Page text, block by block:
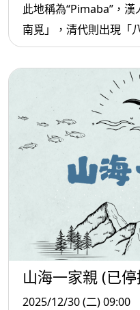
此地稱為“Pimaba”，
南覓」，清代則出現「
山海一家親 (已停
2025/12/30 (二) 09:00